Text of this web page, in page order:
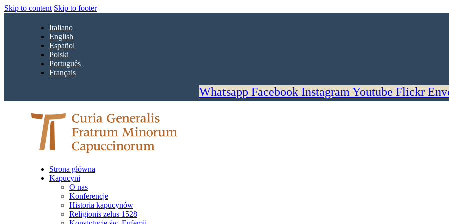
Skip to content Skip to footer
Italiano
English
Español
Polski
Português
Français
Whatsapp Facebook Instagram Youtube Flickr
Strona główna
Kapucyni
O nas
Konferencje
Historia kapucynów
Religionis zelus 1528